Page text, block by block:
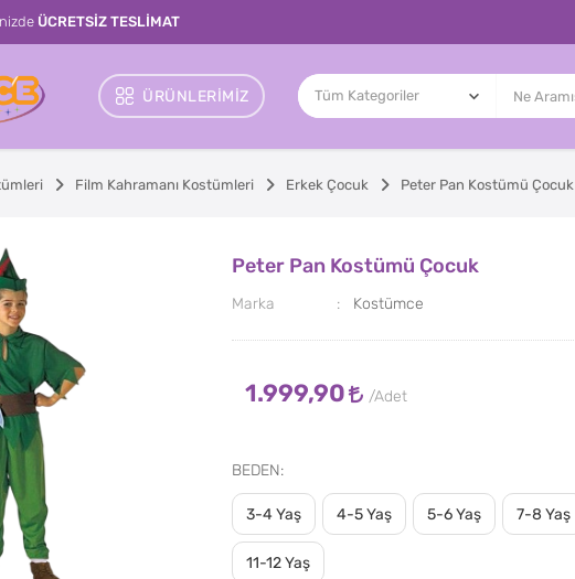
ÜCRETSİZ TESLİMAT
ÜRÜNLERIMIZ
Film Kahramanı Kostümleri Erkek Çocuk Peter Pan Kostümü Çocuk
Peter Pan Kostümü Çocuk
Marka Kostümce
1.999,90
BEDEN
3-4 Yaş 4-5 Yaş 5-6 Yaş 7-8 Yaş
11-12 Yaş